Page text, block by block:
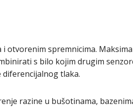
otvorenim spremnicima.
s bilo kojim drugim
diferencijalnog tlaka.
razine u bušotinama,